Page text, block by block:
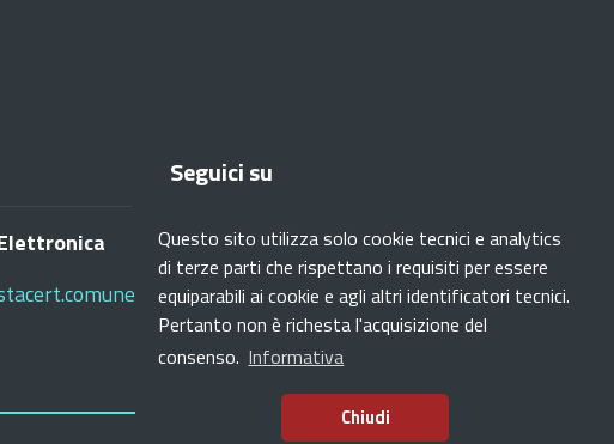
Questo sito utilizza solo cookie tecnici e analytics
di terze parti che rispettano i requisiti per essere
equiparabili ai cookie e agli altri identificatori tecnici.
Pertanto non è richesta l'acquisizione del
consenso. Informativa
Chiudi
Seguici su
FacebookInstagramYoutubeRSS